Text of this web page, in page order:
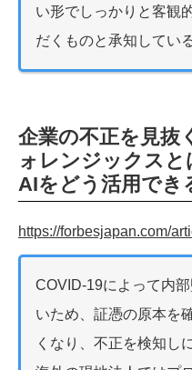
い形でしっかりと客観
だくものと承知してい
企業の不正を見抜
ォレンジックス
AIをどう活用でき
https://forbesjapan.com/
COVID-19によって内
いため、証憑の原本を
くなり、不正を検知し